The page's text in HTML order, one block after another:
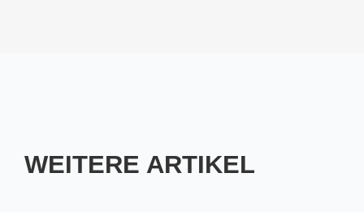
WEITERE ARTIKEL